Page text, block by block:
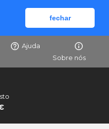
fechar
Ajuda
Sobre nós